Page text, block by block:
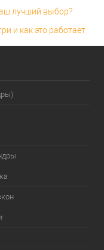
лучший выбор?
и как это работает